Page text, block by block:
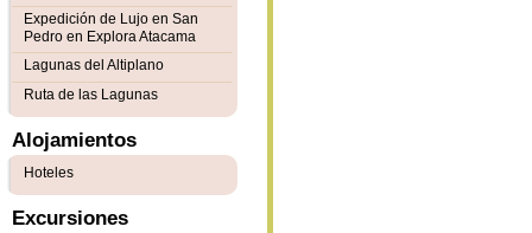
Expedición de Lujo en San
Pedro en Explora Atacama
Lagunas del Altiplano
Ruta de las Lagunas
Alojamientos
Hoteles
Excursiones